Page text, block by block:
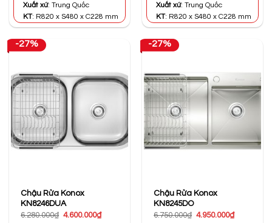
Xuất xứ: Trung Quốc
KT: R820 x S480 x C228 mm
Xuất xứ: Trung Quốc
KT: R820 x S480 x C228 mm
-27%
Chậu Rửa Konox
KN8246DUA
6.280.000₫ Giá
4.600.000₫Giá
-27%
Chậu Rửa Konox
KN8245DO
6.750.000₫ Giá
4.950.000₫Giá